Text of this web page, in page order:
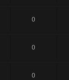
0
0
0